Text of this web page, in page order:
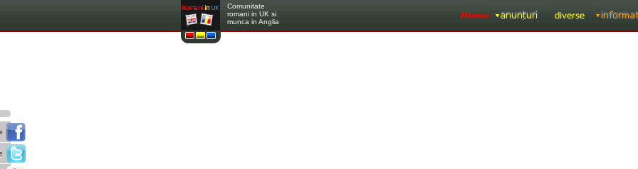
Comunitate
romani in UK si
munca in Anglia